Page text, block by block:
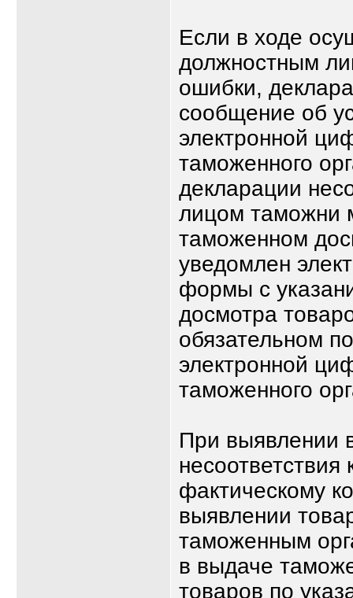
Если в ходе
должностным
ошибки,
сообщение об
электронной
таможенного
декларации
лицом таможни
таможенном
уведомлен
формы с
досмотра
обязательном
электронной
таможенного
При выявлении
фактическому
выявлении
таможенным
в выдаче
товаров по